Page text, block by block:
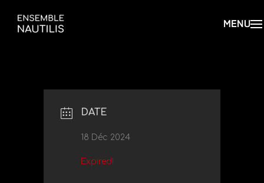
DATE
18 Déc 2024
Expired!